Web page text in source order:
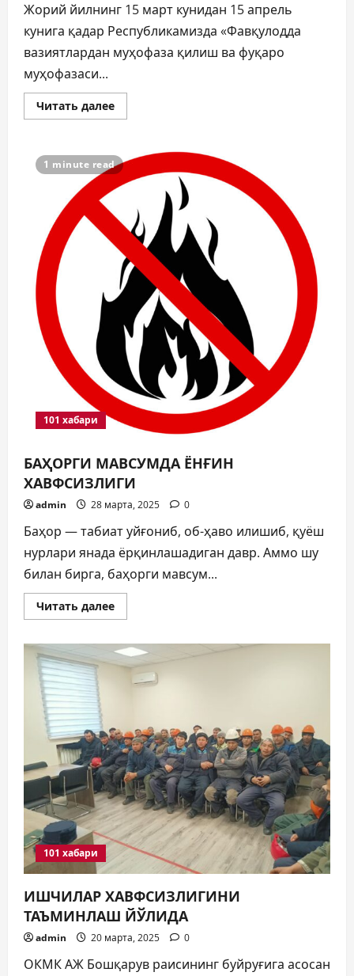
Жорий йилнинг 15 март кунидан 15 апрель
кунига қадар Республикамизда «Фавқулодда
вазиятлардан муҳофаза қилиш ва фуқаро
муҳофазаси...
Читать далееПрочитать
больше
ВАЗИЯТЛАРДАН
МУҲОФАЗА
ҚИЛИШ
ВАФУҚАРО
МУҲОФАЗАСИ
1 minute read
101 хабари
БАҲОРГИ МАВСУМДА ЁНҒИН
ХАВФСИЗЛИГИ
admin 28 марта, 2025 0
Баҳор — табиат уйғониб, об-ҳаво илишиб, қуёш
нурлари янада ёрқинлашадиган давр. Аммо шу
билан бирга, баҳорги мавсум...
Читать далееПрочитать
больше
МАВСУМДА
ЁНҒИН
ХАВФСИЗЛИГИ
101 хабари
ИШЧИЛАР ХАВФСИЗЛИГИНИ
ТАЪМИНЛАШ ЙЎЛИДА
admin 20 марта, 2025 0
ОКМК АЖ Бошқарув раисининг буйруғига асосан